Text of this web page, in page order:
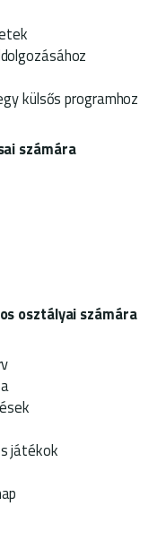
külsős programhoz
számára
osztályai számára
játékok